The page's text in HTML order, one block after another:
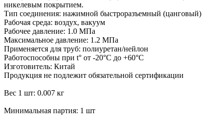
никелевым покрытием.
Тип соединения: нажимной быстроразъемный (цанговый)
Рабочая среда: воздух, вакуум
Рабочее давление: 1.0 МПа
Максимальное давление: 1.2 МПа
Применяется для труб: полиуретан/нейлон
Работоспособны при t° от -20°С до +60°С
Изготовитель: Китай
Продукция не подлежит обязательной сертификации
Вес 1 шт: 0.007 кг
Минимальная партия: 1 шт